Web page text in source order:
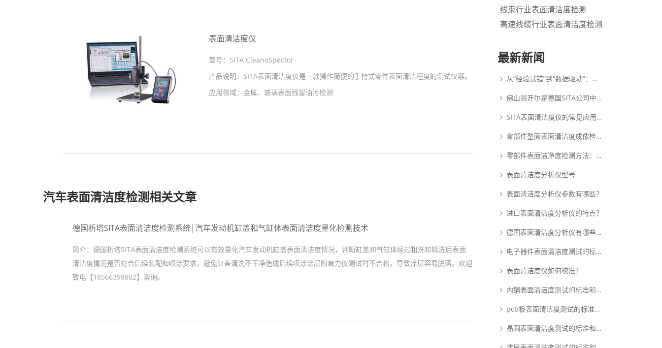
表面清洁度仪
型号： SITA CleanoSpector
产品说明： SITA表面清洁度仪是一款操作简便的手持式零件表面清洁程度的测试仪器。
应用领域：金属、玻璃表面残留油污检测
汽车表面清洁度检测相关文章
德国析塔SITA表面清洁度检测系统|汽车发动机缸盖和气缸体表面清洁度量化检测技术
简介： 德国析塔SITA表面清洁度检测系统可以有效量化汽车发动机缸盖表面清洁度情况，判断缸盖和气缸体经过粗洗和精洗后表面
清洁度情况是否符合后续装配和喷涂要求，避免缸盖清洗不干净造成后续喷涂涂层附着力仪测试时不合格，导致涂层容易脱落。欢迎
致电【18566398802】咨询。
线束行业表面清洁度检测
高速线缆行业表面清洁度检测
最新新闻
从“经验试错”到“数据驱动”：动态表面张力如何重塑PDLC涂布工艺逻辑
佛山翁开尔是德国SITA公司中国核心代理商
SITA表面清洁度仪的常见应用范围
零部件整面表面清洁度成像检测系统：析塔SITA FluoVision Qube
零部件表面洁净度检测方法：析塔清洁度检测仪
表面清洁度分析仪型号
表面清洁度分析仪参数有哪些？
进口表面清洁度分析仪的特点？
德国表面清洁度分析仪有哪些优点？
电子器件表面清洁度测试的标准和原理是什么？
表面清洁度仪如何校准？
内锅表面清洁度测试的标准和原理是什么？
pcb板表面清洁度测试的标准和原理是什么？
晶圆表面清洁度测试的标准和原理是什么？